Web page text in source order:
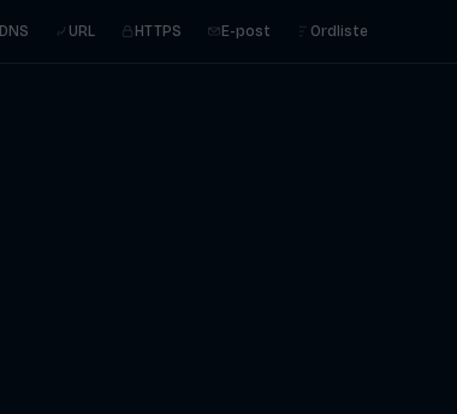
DNS URL HTTPS E-post Ordliste